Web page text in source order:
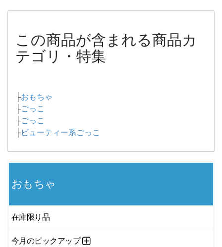
この商品が含まれる商品カ
テゴリ・特集
├おもちゃ
├ごっこ
├ごっこ
├ビューティー系ごっこ
おもちゃ
在庫限り品
今月のピックアップ